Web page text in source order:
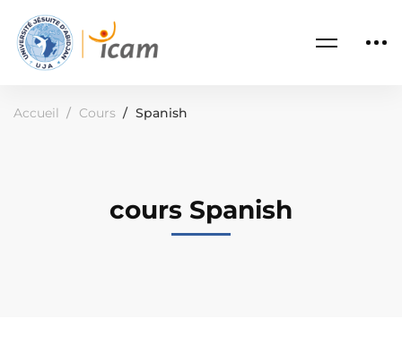
Accueil Cours Spanish
cours Spanish